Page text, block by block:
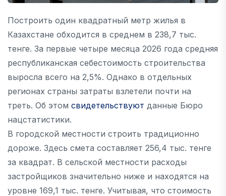
Построить один квадратный метр жилья в
Казахстане обходится в среднем в 238,7 тыс.
тенге. За первые четыре месяца 2026 года средняя
республиканская себестоимость строительства
выросла всего на 2,5%. Однако в отдельных
регионах страны затраты взлетели почти на
треть. Об этом свидетельствуют данные Бюро
нацстатистики.
В городской местности строить традиционно
дороже. Здесь смета составляет 256,4 тыс. тенге
за квадрат. В сельской местности расходы
застройщиков значительно ниже и находятся на
уровне 169,1 тыс. тенге. Учитывая, что стоимость